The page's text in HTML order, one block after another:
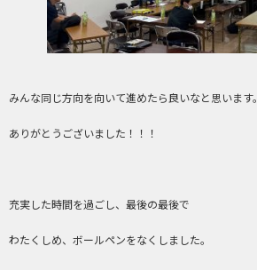
みんな同じ方向を向いて進めたら良いなと思います。
ありがとうございました！！！
充実した時間を過ごし、最後の最後で
わたくしめ、ボールペンをなくしました。